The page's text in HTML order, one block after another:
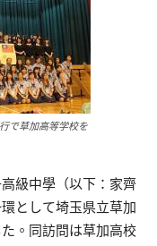
で草加高等学校を
級中學（以下：家齊
として埼玉県立草加
。同訪問は草加高校